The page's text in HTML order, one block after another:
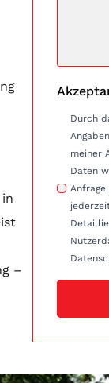
–
Durch
meiner
Daten
Anfrage gelöscht.